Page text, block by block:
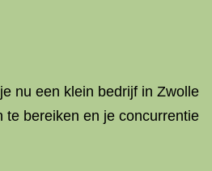
nu een klein bedrijf in Zwolle
te bereiken en je concurrentie